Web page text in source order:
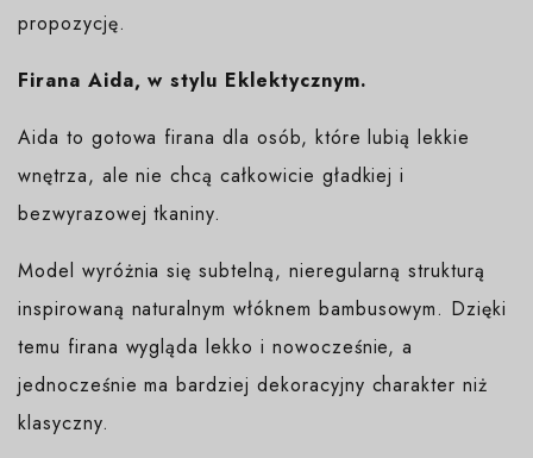
propozycję.
Firana Aida, w stylu Eklektycznym.
Aida to gotowa firana dla osób, które lubią lekkie
wnętrza, ale nie chcą całkowicie gładkiej i
bezwyrazowej tkaniny.
Model wyróżnia się subtelną, nieregularną strukturą
inspirowaną naturalnym włóknem bambusowym. Dzięki
temu firana wygląda lekko i nowocześnie, a
jednocześnie ma bardziej dekoracyjny charakter niż
klasyczny.